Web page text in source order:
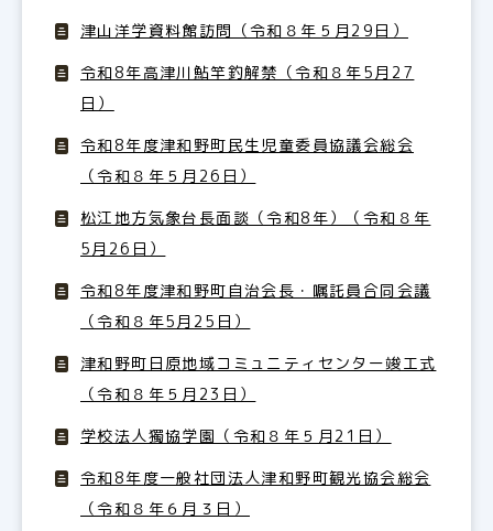
津山洋学資料館訪問（令和８年５月29日）
令和8年高津川鮎竿釣解禁（令和８年5月27
日）
令和8年度津和野町民生児童委員協議会総会
（令和８年５月26日）
松江地方気象台長面談（令和8年）（令和８年
5月26日）
令和8年度津和野町自治会長・嘱託員合同会議
（令和８年5月25日）
津和野町日原地域コミュニティセンター竣工式
（令和８年５月23日）
学校法人獨協学園（令和８年５月21日）
令和8年度一般社団法人津和野町観光協会総会
（令和８年６月３日）